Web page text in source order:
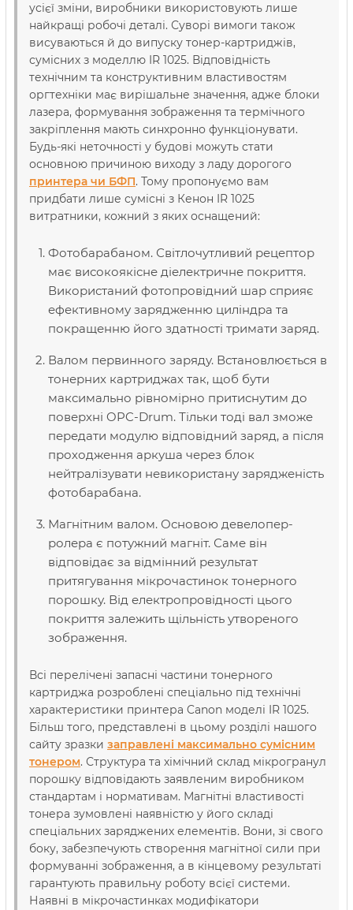
усієї зміни, виробники використовують лише
найкращі робочі деталі. Суворі вимоги також
висуваються й до випуску тонер-картриджів,
сумісних з моделлю IR 1025. Відповідність
технічним та конструктивним властивостям
оргтехніки має вирішальне значення, адже блоки
лазера, формування зображення та термічного
закріплення мають синхронно функціонувати.
Будь-які неточності у будові можуть стати
основною причиною виходу з ладу дорогого
принтера чи БФП. Тому пропонуємо вам
придбати лише сумісні з Кенон IR 1025
витратники, кожний з яких оснащений:
Фотобарабаном. Світлочутливий рецептор
має високоякісне діелектричне покриття.
Використаний фотопровідний шар сприяє
ефективному зарядженню циліндра та
покращенню його здатності тримати заряд.
Валом первинного заряду. Встановлюється в
тонерних картриджах так, щоб бути
максимально рівномірно притиснутим до
поверхні OPC-Drum. Тільки тоді вал зможе
передати модулю відповідний заряд, а після
проходження аркуша через блок
нейтралізувати невикористану зарядженість
фотобарабана.
Магнітним валом. Основою девелопер-
ролера є потужний магніт. Саме він
відповідає за відмінний результат
притягування мікрочастинок тонерного
порошку. Від електропровідності цього
покриття залежить щільність утвореного
зображення.
Всі перелічені запасні частини тонерного
картриджа розроблені спеціально під технічні
характеристики принтера Canon моделі IR 1025.
Більш того, представлені в цьому розділі нашого
сайту зразки заправлені максимально сумісним
тонером. Структура та хімічний склад мікрогранул
порошку відповідають заявленим виробником
стандартам і нормативам. Магнітні властивості
тонера зумовлені наявністю у його складі
спеціальних заряджених елементів. Вони, зі свого
боку, забезпечують створення магнітної сили при
формуванні зображення, а в кінцевому результаті
гарантують правильну роботу всієї системи.
Наявні в мікрочастинках модифікатори